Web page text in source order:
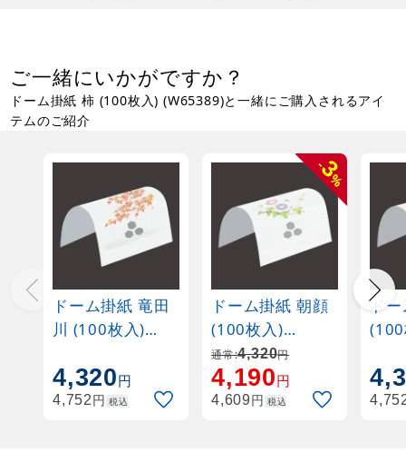
ご一緒にいかがですか？
ドーム掛紙 柿 (100枚入) (W65389)と一緒にご購入されるアイ
テムのご紹介
ドーム掛紙 竜田
川 (100枚入)
4,320円
4,752円 税込
-
3
%
ドーム掛紙 朝顔
(100枚入)
(W64496)
通常:4,320円
4,190円
4,609円 税込
ド